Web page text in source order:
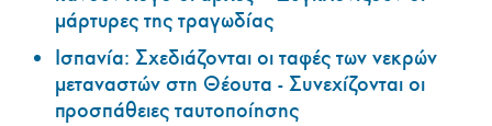
μάρτυρες της τραγωδίας
Ισπανία: Σχεδιάζονται οι ταφές των νεκρών
μεταναστών στη Θέουτα - Συνεχίζονται οι
προσπάθειες ταυτοποίησης